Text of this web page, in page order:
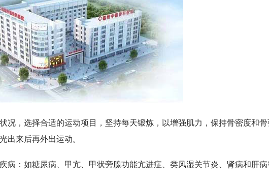
，选择合适的运动项目，坚持每天锻炼，以增强肌力，保持骨密度和骨
出来后再外出运动。
：如糖尿病、甲亢、甲状旁腺功能亢进症、类风湿关节炎、肾病和肝病